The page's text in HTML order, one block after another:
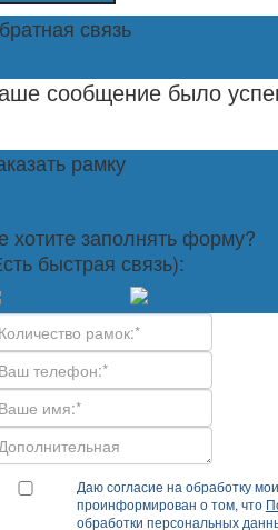
связь
сообщение было
рамку
хотите заполнять форму?
быстрая связь):
Даю согласие на обработку
проинформирован о том, что
обработки персональных